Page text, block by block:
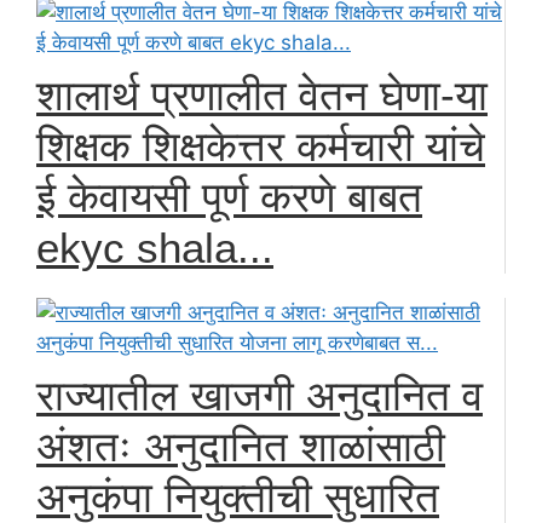
शालार्थ प्रणालीत वेतन घेणा-या
शिक्षक शिक्षकेत्तर कर्मचारी यांचे
ई केवायसी पूर्ण करणे बाबत
ekyc shala...
राज्यातील खाजगी अनुदानित व
अंशतः अनुदानित शाळांसाठी
अनुकंपा नियुक्तीची सुधारित